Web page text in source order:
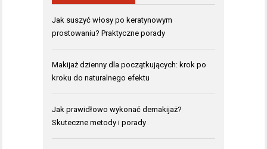
Jak suszyć włosy po keratynowym
prostowaniu? Praktyczne porady
Makijaż dzienny dla początkujących: krok po
kroku do naturalnego efektu
Jak prawidłowo wykonać demakijaż?
Skuteczne metody i porady